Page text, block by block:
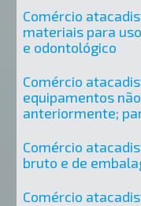
Comércio
materiais para
e odontológico
Comércio
equipamentos
anteriormente;
Comércio
bruto e de
Comércio